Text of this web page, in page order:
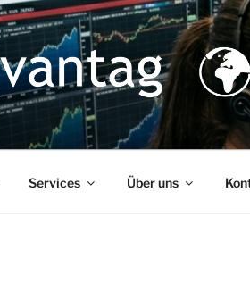
Services Über uns